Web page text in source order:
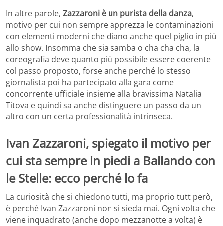
In altre parole, Zazzaroni è un purista della danza,
motivo per cui non sempre apprezza le contaminazioni
con elementi moderni che diano anche quel piglio in più
allo show. Insomma che sia samba o cha cha cha, la
coreografia deve quanto più possibile essere coerente
col passo proposto, forse anche perché lo stesso
giornalista poi ha partecipato alla gara come
concorrente ufficiale insieme alla bravissima Natalia
Titova e quindi sa anche distinguere un passo da un
altro con un certa professionalità intrinseca.
Ivan Zazzaroni, spiegato il motivo per
cui sta sempre in piedi a Ballando con
le Stelle: ecco perché lo fa
La curiosità che si chiedono tutti, ma proprio tutt però,
è perché Ivan Zazzaroni non si sieda mai. Ogni volta che
viene inquadrato (anche dopo mezzanotte a volta) è